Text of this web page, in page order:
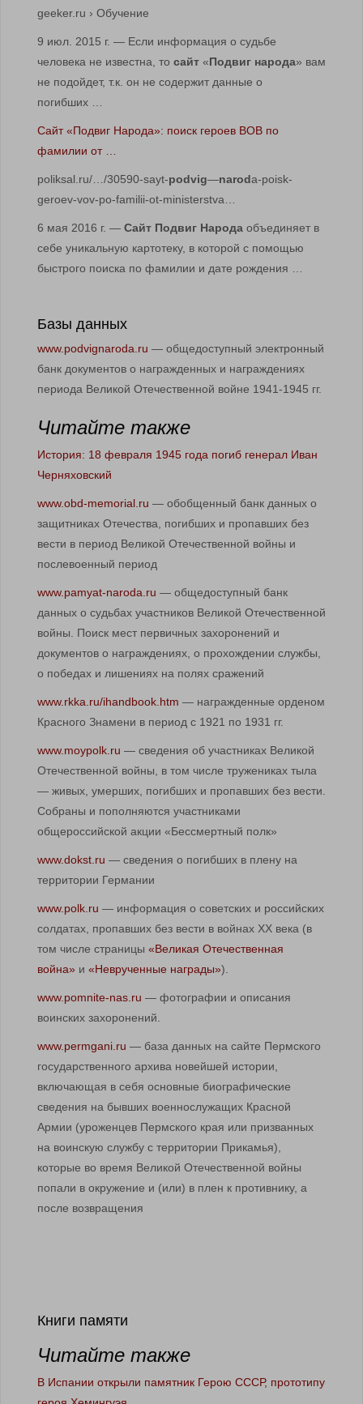
geeker.ru › Обучение
9 июл. 2015 г. — Если информация о судьбе
человека не известна, то сайт «Подвиг народа» вам
не подойдет, т.к. он не содержит данные о
погибших …
Сайт «Подвиг Народа»: поиск героев ВОВ по
фамилии от …
poliksal.ru/…/30590-sayt-podvig—naroda-poisk-
geroev-vov-po-familii-ot-ministerstva…
6 мая 2016 г. — Сайт Подвиг Народа объединяет в
себе уникальную картотеку, в которой с помощью
быстрого поиска по фамилии и дате рождения …
Базы данных
www.podvignaroda.ru — общедоступный электронный
банк документов о награжденных и награждениях
периода Великой Отечественной войне 1941-1945 гг.
Читайте также
История: 18 февраля 1945 года погиб генерал Иван
Черняховский
www.obd-memorial.ru — обобщенный банк данных о
защитниках Отечества, погибших и пропавших без
вести в период Великой Отечественной войны и
послевоенный период
www.pamyat-naroda.ru — общедоступный банк
данных о судьбах участников Великой Отечественной
войны. Поиск мест первичных захоронений и
документов о награждениях, о прохождении службы,
о победах и лишениях на полях сражений
www.rkka.ru/ihandbook.htm — награжденные орденом
Красного Знамени в период с 1921 по 1931 гг.
www.moypolk.ru — сведения об участниках Великой
Отечественной войны, в том числе тружениках тыла
— живых, умерших, погибших и пропавших без вести.
Собраны и пополняются участниками
общероссийской акции «Бессмертный полк»
www.dokst.ru — сведения о погибших в плену на
территории Германии
www.polk.ru — информация о советских и российских
солдатах, пропавших без вести в войнах XX века (в
том числе страницы «Великая Отечественная
война» и «Неврученные награды»).
www.pomnite-nas.ru — фотографии и описания
воинских захоронений.
www.permgani.ru — база данных на сайте Пермского
государственного архива новейшей истории,
включающая в себя основные биографические
сведения на бывших военнослужащих Красной
Армии (уроженцев Пермского края или призванных
на воинскую службу с территории Прикамья),
которые во время Великой Отечественной войны
попали в окружение и (или) в плен к противнику, а
после возвращения
Книги памяти
Читайте также
В Испании открыли памятник Герою СССР, прототипу